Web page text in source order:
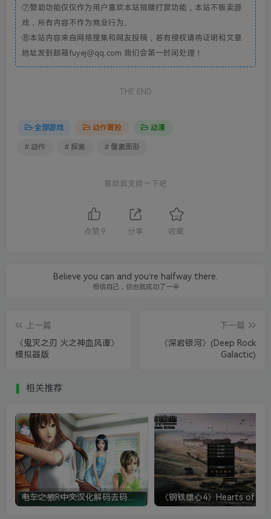
⑦赞助功能仅仅作为用户喜欢本站捐赠打赏功能，本站不贩卖游
戏，所有内容不作为商业行为。
⑧本站内容来自网络搜集和网友投稿，若有侵权请将证明和文章
地址发到邮箱fuyej@qq.com 我们会第一时间处理！
THE END
全部游戏 动作冒险 动漫
# 动作 # 探索 # 像素图形
喜欢就支持一下吧
点赞 9 分享 收藏
Believe you can and you’re halfway there.
相信自己，你也就成功了一半
上一篇
《鬼灭之刃 火之神血风谭》
模拟器版
下一篇
《深岩银河》(Deep Rock
Galactic)
相关推荐